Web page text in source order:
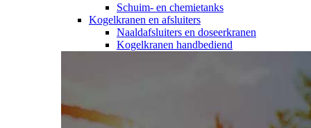
Schuim- en chemietanks
Kogelkranen en afsluiters
Naaldafsluiters en doseerkranen
Kogelkranen handbediend